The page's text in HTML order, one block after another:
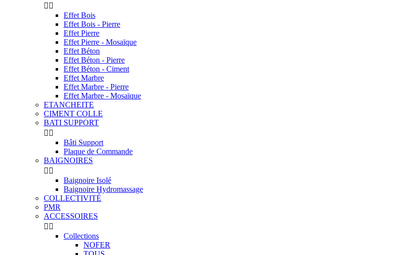
 
Effet Bois
Effet Bois - Pierre
Effet Pierre
Effet Pierre - Mosaïque
Effet Béton
Effet Béton - Pierre
Effet Béton - Ciment
Effet Marbre
Effet Marbre - Pierre
Effet Marbre - Mosaïque
ETANCHEITE
CIMENT COLLE
BATI SUPPORT
 
Bâti Support
Plaque de Commande
BAIGNOIRES
 
Baignoire Isolé
Baignoire Hydromassage
COLLECTIVITÉ
PMR
ACCESSOIRES
 
Collections
NOFER